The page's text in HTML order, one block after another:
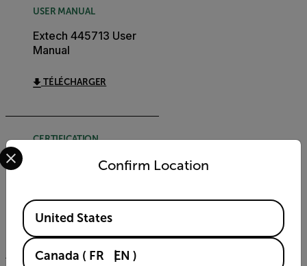
USER MANUAL
Extech 445713 User
Manual
TÉLÉCHARGER
CERTIFICATION
Extech 445713
TÉLÉCHARGER
Confirm Location
Select your preferred country and language from the
Available Locations
United States
Canada ( FR EN )